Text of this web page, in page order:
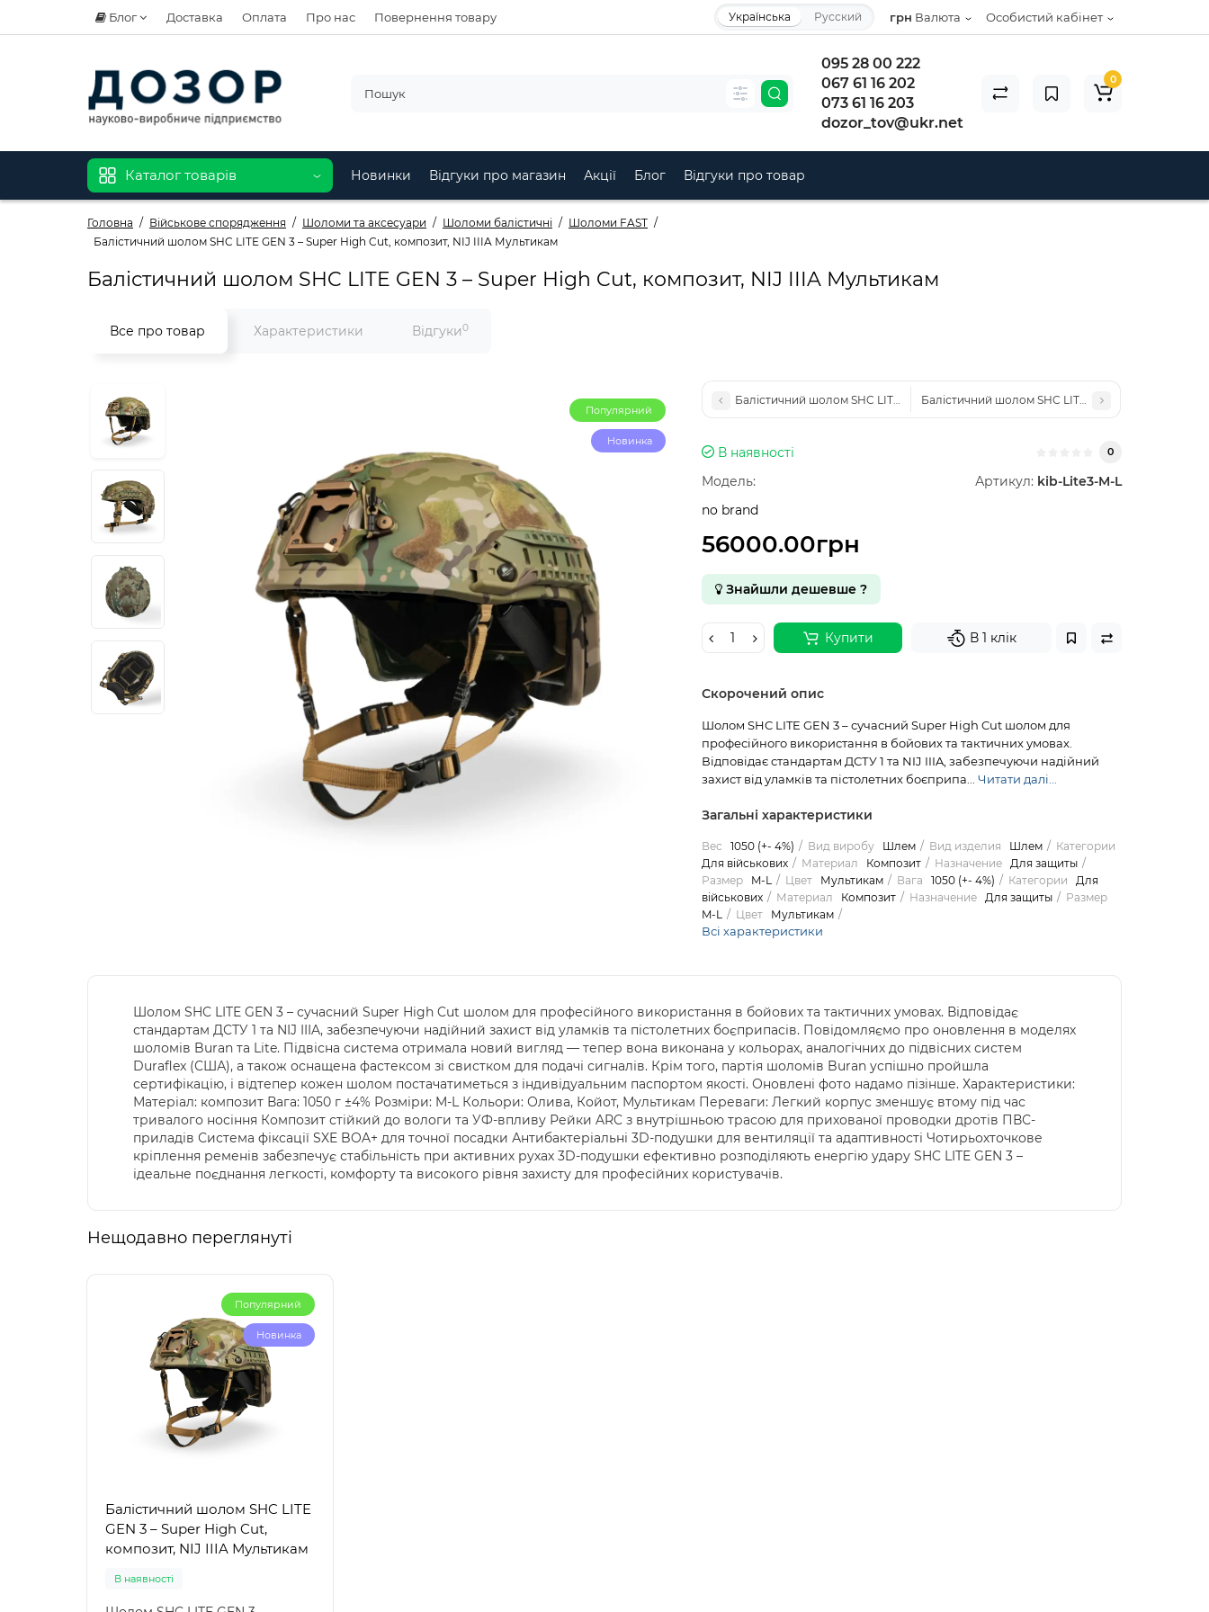
Блог Доставка Оплата Про нас Повернення товару Особистий кабінет
грн Валюта
Українська Русский
095 28 00 222
067 61 16 202
073 61 16 203
dozor_tov@ukr.net
0
Каталог товарів Новинки Відгуки про магазин Акції Блог Відгуки про товар
Головна Військове спорядження Шоломи та аксесуари Шоломи балістичні
Шоломи FAST
Балістичний шолом SHC LITE GEN 3 – Super High Cut, композит, NIJ IIIA Мультикам
Балістичний шолом SHC LITE GEN 3 – Super High Cut, композит, NIJ IIIA Мультикам
Все про товар Характеристики Відгуки0
Популярний
Новинка
Балістичний шолом SHC LITE GEN 3 – Super High Cut, композит, NIJ IIIA
Балістичний шолом SHC LITE GEN 3 – Super High
В наявності 0
Модель: Артикул: kib-Lite3-M-L
no brand
56000.00грн
Знайшли дешевше ?
Купити В 1 клік
Скорочений опис
Шолом SHC LITE GEN 3 – сучасний Super High Cut шолом для
професійного використання в бойових та тактичних умовах.
Відповідає стандартам ДСТУ 1 та NIJ IIIA, забезпечуючи надійний
захист від уламків та пістолетних боєприпа... Читати далі...
Загальні характеристики
Вес 1050 (+- 4%) Вид виробу Шлем Вид изделия Шлем
Категории
Для військових
Материал Композит Назначение
Для защиты
Размер
M-L Цвет Мультикам Вага 1050 (+- 4%) Категории
Для
військових
Материал Композит Назначение Для защиты
Размер
M-L
Цвет Мультикам
Всі характеристики
Шолом SHC LITE GEN 3 – сучасний Super High Cut шолом для професійного використання в бойових та тактичних умовах. Відповідає
стандартам ДСТУ 1 та NIJ IIIA, забезпечуючи надійний захист від уламків та пістолетних боєприпасів. Повідомляємо про оновлення в моделях
шоломів Buran та Lite. Підвісна система отримала новий вигляд — тепер вона виконана у кольорах, аналогічних до підвісних систем
Duraflex (США), а також оснащена фастексом зі свистком для подачі сигналів. Крім того, партія шоломів Buran успішно пройшла
сертифікацію, і відтепер кожен шолом постачатиметься з індивідуальним паспортом якості. Оновлені фото надамо пізінше. Характеристики:
Матеріал: композит Вага: 1050 г ±4% Розміри: M-L Кольори: Олива, Койот, Мультикам Переваги: Легкий корпус зменшує втому під час
тривалого носіння Композит стійкий до вологи та УФ-впливу Рейки ARC з внутрішньою трасою для прихованої проводки дротів ПВС-
приладів Система фіксації SXE BOA+ для точної посадки Антибактеріальні 3D-подушки для вентиляції та адаптивності Чотирьохточкове
кріплення ременів забезпечує стабільність при активних рухах 3D-подушки ефективно розподіляють енергію удару SHC LITE GEN 3 –
ідеальне поєднання легкості, комфорту та високого рівня захисту для професійних користувачів.
Нещодавно переглянуті
Популярний
Новинка
Балістичний шолом SHC LITE
GEN 3 – Super High Cut,
композит, NIJ IIIA Мультикам
В наявності